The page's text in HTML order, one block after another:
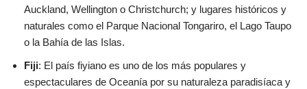
Auckland, Wellington o Christchurch; y lugares históricos y
naturales como el Parque Nacional Tongariro, el Lago Taupo
o la Bahía de las Islas.
Fiji: El país fiyiano es uno de los más populares y
espectaculares de Oceanía por su naturaleza paradisíaca y